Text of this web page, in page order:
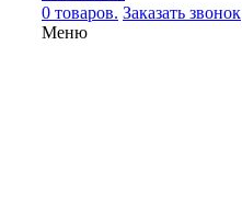
0 товаров. Заказать звонок
Меню